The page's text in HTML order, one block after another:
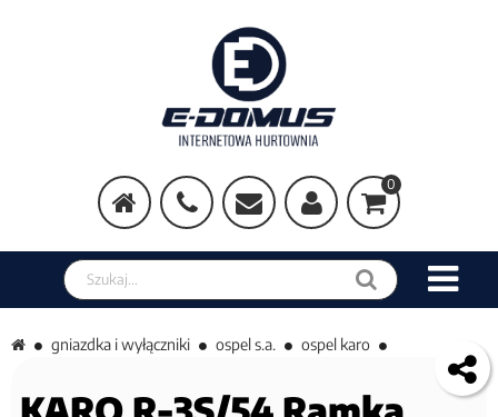
0
Szukaj w sklepie
gniazdka i wyłączniki ospel s.a. ospel karo